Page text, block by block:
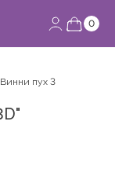
0
Винни пух 3